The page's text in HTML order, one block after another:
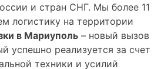
и стран СНГ. Мы более 11
логистику на территории
в Мариуполь – новый вызов
успешно реализуется за счет
техники и усилий